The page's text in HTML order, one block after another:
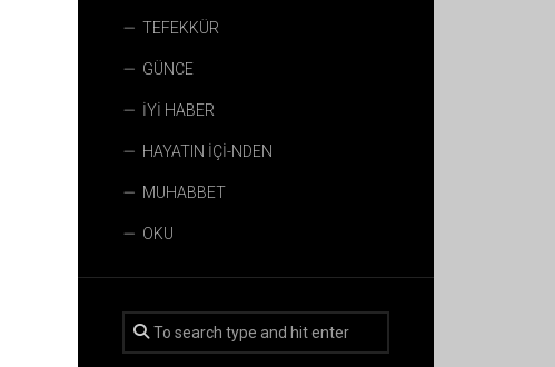
TEFEKKÜR
GÜNCE
İYİ HABER
HAYATIN İÇİ-NDEN
MUHABBET
OKU